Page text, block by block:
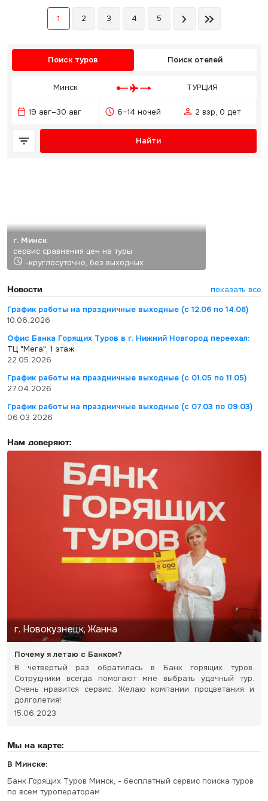
1 2 3 4 5
Поиск туров Поиск отелей
Минск ТУРЦИЯ
19 авг–30 авг 6–14 ночей 2 взр, 0 дет
Найти
г. Минск
сервис сравнения цен на туры
-круглосуточно, без выходных
Новости
показать все
График работы на праздничные выходные (с 12.06 по 14.06)
10.06.2026
Офис Банка Горящих Туров в г. Нижний Новгород переехал:
ТЦ "Мега", 1 этаж
22.05.2026
График работы на праздничные выходные (с 01.05 по 11.05)
27.04.2026
График работы на праздничные выходные (с 07.03 по 09.03)
06.03.2026
Нам доверяют:
г. Новокузнецк, Жанна
Почему я летаю с Банком?
В четвертый раз обратилась в Банк горящих туров.
Сотрудники всегда помогают мне выбрать удачный тур.
Очень нравится сервис. Желаю компании процветания и
долголетия!
15.06.2023
Мы на карте:
В Минске:
Банк Горящих Туров Минск, - бесплатный сервис поиска туров
по всем туроператорам